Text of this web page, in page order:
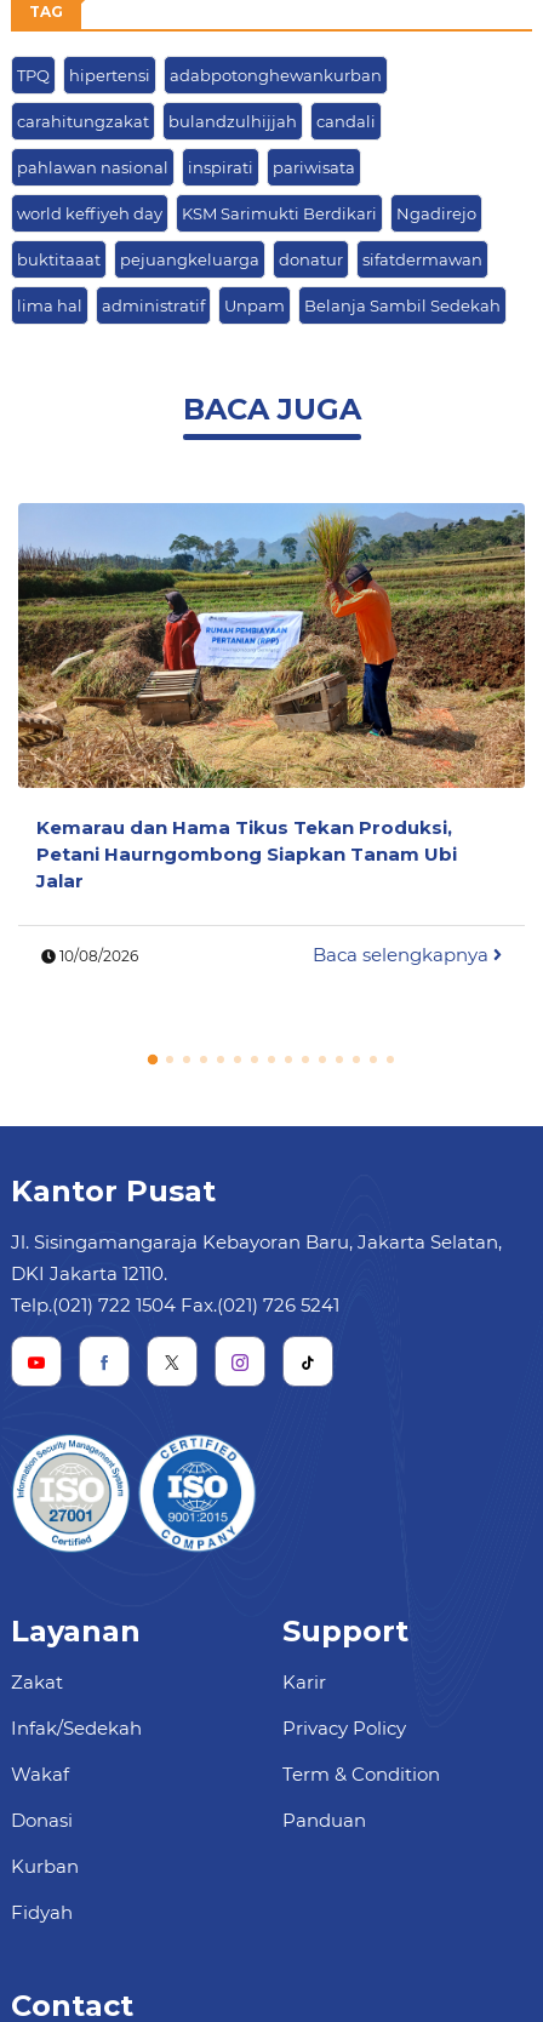
TAG
TPQ hipertensi adabpotonghewankurban
carahitungzakat bulandzulhijjah candali
pahlawan nasional inspirati pariwisata
world keffiyeh day KSM Sarimukti Berdikari Ngadirejo
buktitaaat pejuangkeluarga donatur sifatdermawan
lima hal administratif Unpam Belanja Sambil Sedekah
BACA JUGA
Kemarau dan Hama Tikus Tekan Produksi,
Petani Haurngombong Siapkan Tanam Ubi
Jalar
10/08/2026 Baca selengkapnya
Kantor Pusat
Jl. Sisingamangaraja Kebayoran Baru, Jakarta Selatan,
DKI Jakarta 12110.
Telp.(021) 722 1504 Fax.(021) 726 5241
Layanan
Zakat
Infak/Sedekah
Wakaf
Donasi
Kurban
Fidyah
Support
Karir
Privacy Policy
Term & Condition
Panduan
Contact